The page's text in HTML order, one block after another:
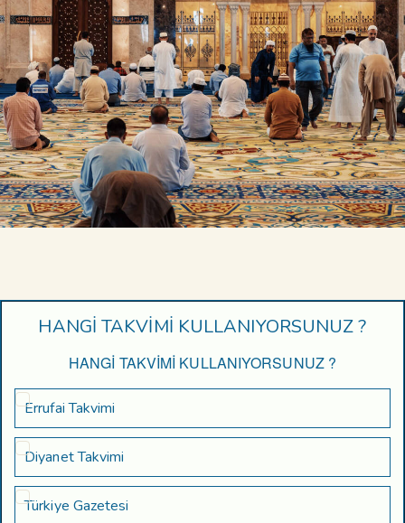
HANGİ TAKVİMİ KULLANIYORSUNUZ ?
HANGİ TAKVİMİ KULLANIYORSUNUZ ?
Errufai Takvimi
Diyanet Takvimi
Türkiye Gazetesi